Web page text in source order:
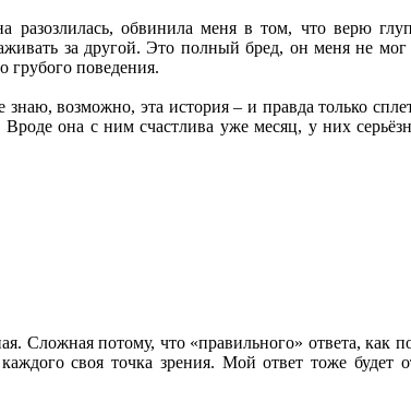
разозлилась, обвинила меня в том, что верю
за другой. Это полный бред, он меня не мог
грубого поведения.
возможно, эта история – и правда только
она с ним счастлива уже месяц, у них
потому, что «правильного» ответа, как
своя точка зрения. Мой ответ тоже будет